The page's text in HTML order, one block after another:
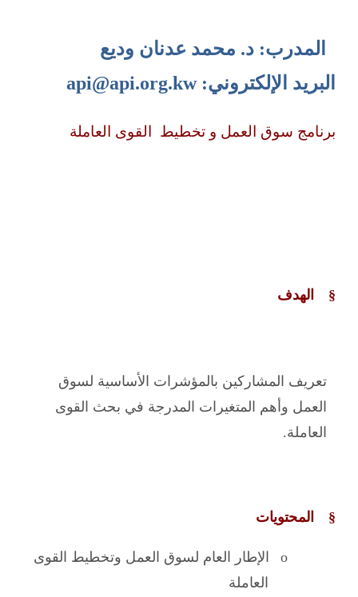
المدرب: د. محمد عدنان وديع
البريد الإلكتروني:api@api.org.kw
برنامج سوق العمل و تخطيط القوى العاملة
§ الهدف
تعريف المشاركين بالمؤشرات الأساسية لسوق
العمل وأهم المتغيرات المدرجة في بحث القوى
العاملة.
§ المحتويات
o الإطار العام لسوق العمل وتخطيط القوى
العاملة